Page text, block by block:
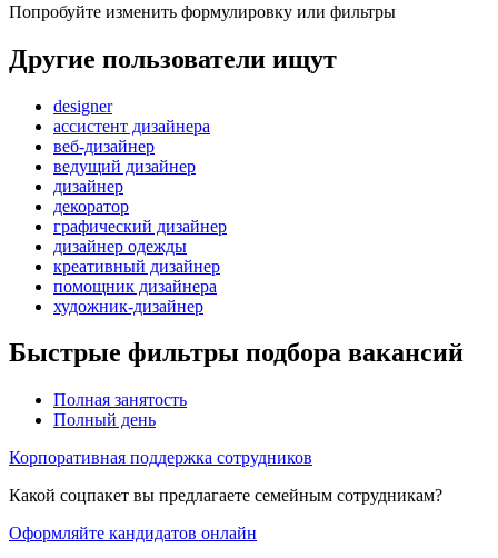
Попробуйте изменить формулировку или фильтры
Другие пользователи ищут
designer
ассистент дизайнера
веб-дизайнер
ведущий дизайнер
дизайнер
декоратор
графический дизайнер
дизайнер одежды
креативный дизайнер
помощник дизайнера
художник-дизайнер
Быстрые фильтры подбора вакансий
Полная занятость
Полный день
Корпоративная поддержка сотрудников
Какой соцпакет вы предлагаете семейным сотрудникам?
Оформляйте кандидатов онлайн